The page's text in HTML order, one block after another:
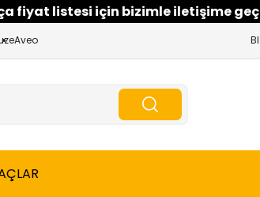
fiyat listesi için bizimle iletişime
Aveo